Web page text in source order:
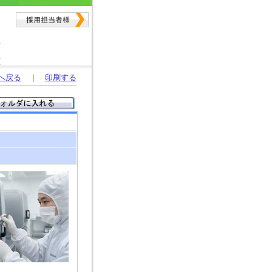
戻る ｜ 印刷する